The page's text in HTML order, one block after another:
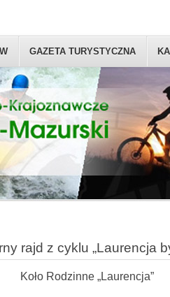
GAZETA TURYSTYCZNA
rajd z cyklu „Laurencja
Koło Rodzinne „Laurencja”